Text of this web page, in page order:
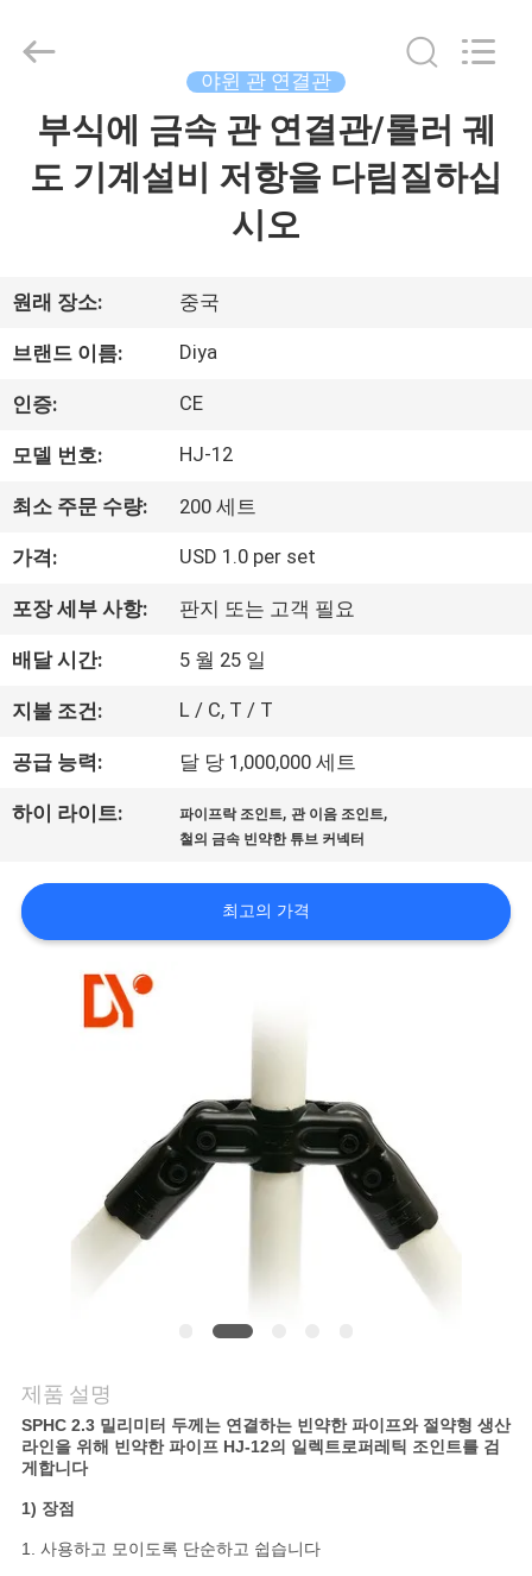
회
사
소
공
장
견
학
품
관
리
케
이
스
조
Industrial
Reserved.
야윈 관 연결관
부식에 금속 관 연결관/롤러 궤
도 기계설비 저항을 다림질하십
시오
원래 장소: 중국
브랜드 이름: Diya
인증: CE
모델 번호: HJ-12
최소 주문 수량: 200 세트
가격: USD 1.0 per set
포장 세부 사항: 판지 또는 고객 필요
배달 시간: 5 월 25 일
지불 조건: L / C, T / T
공급 능력: 달 당 1,000,000 세트
하이 라이트: 파이프락 조인트,관 이음 조인트,
철의 금속 빈약한 튜브 커넥터
최고의 가격
제품 설명
SPHC 2.3 밀리미터 두께는 연결하는 빈약한 파이프와 절약형 생산
라인을 위해 빈약한 파이프 HJ-12의 일렉트로퍼레틱 조인트를 검
게합니다
1) 장점
1. 사용하고 모이도록 단순하고 쉽습니다